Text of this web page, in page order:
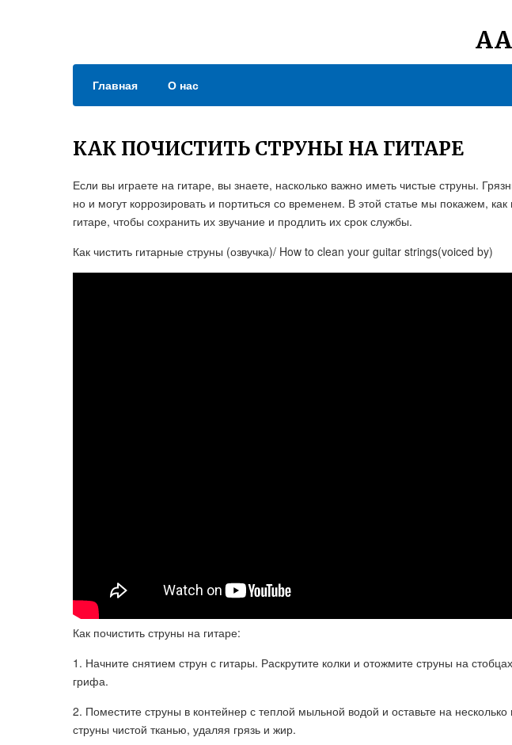
Главная О нас
КАК ПОЧИСТИТЬ СТРУНЫ НА ГИТАРЕ
Если вы играете на гитаре, вы знаете, насколько важно иметь чистые струны.
но и могут коррозировать и портиться со временем. В этой статье мы покажем,
гитаре, чтобы сохранить их звучание и продлить их срок службы.
Как чистить гитарные струны (озвучка)/ How to clean your guitar strings(voiced by)
Как почистить струны на гитаре:
1. Начните снятием струн с гитары. Раскрутите колки и отожмите струны на
грифа.
2. Поместите струны в контейнер с теплой мыльной водой и оставьте на
струны чистой тканью, удаляя грязь и жир.